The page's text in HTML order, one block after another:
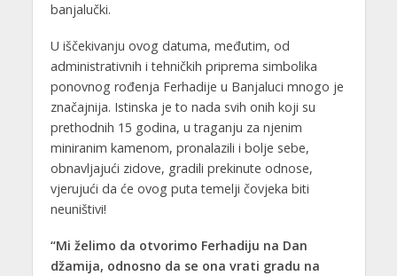
banjalučki.
U iščekivanju ovog datuma, međutim, od
administrativnih i tehničkih priprema simbolika
ponovnog rođenja Ferhadije u Banjaluci mnogo je
značajnija. Istinska je to nada svih onih koji su
prethodnih 15 godina, u traganju za njenim
miniranim kamenom, pronalazili i bolje sebe,
obnavljajući zidove, gradili prekinute odnose,
vjerujući da će ovog puta temelji čovjeka biti
neuništivi!
“Mi želimo da otvorimo Ferhadiju na Dan
džamija, odnosno da se ona vrati gradu na